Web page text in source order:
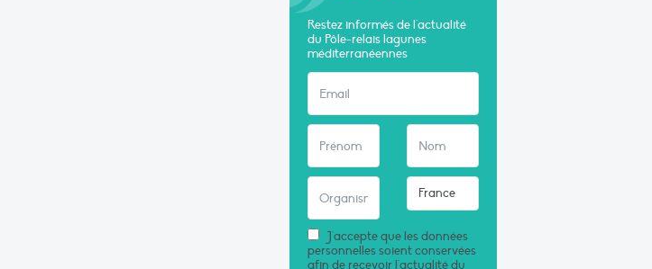
Restez informés de l'actualité
du Pôle-relais lagunes
méditerranéennes
J'accepte que les données
personnelles soient conservées
afin de recevoir l'actualité du